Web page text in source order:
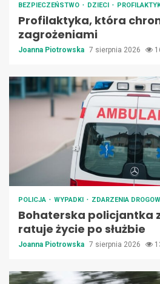
BEZPIECZEŃSTWO DZIECI
Profilaktyka, która
zagrożeniami
Joanna Piotrowska 7 sierpnia 2026
POLICJA WYPADKI ZDARZENIA
Bohaterska policjantka
ratuje życie po służbie
Joanna Piotrowska 7 sierpnia 2026